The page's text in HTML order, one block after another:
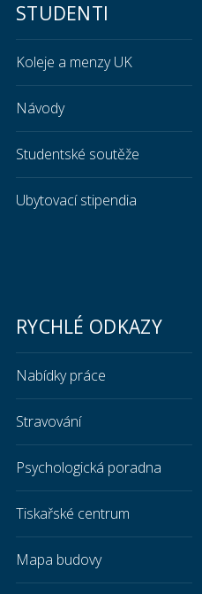
STUDENTI
Koleje a menzy UK
Návody
Studentské soutěže
Ubytovací stipendia
RYCHLÉ ODKAZY
Nabídky práce
Stravování
Psychologická poradna
Tiskařské centrum
Mapa budovy